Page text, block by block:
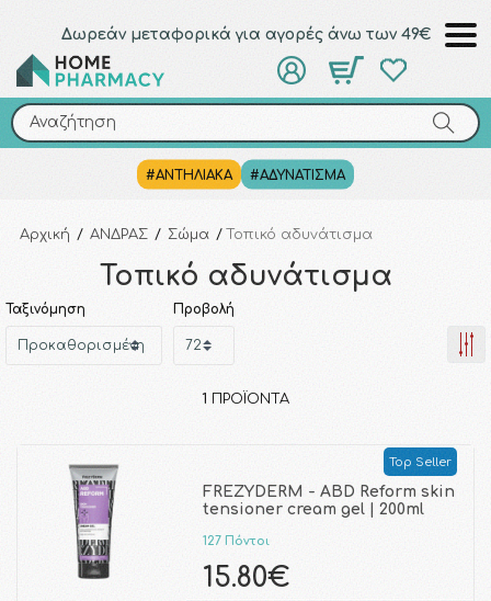
Δωρεάν μεταφορικά για αγορές άνω των 49€
Αναζήτηση
#ΑΝΤΗΛΙΑΚΑ #ΑΔΥΝΑΤΙΣΜΑ
Αναζήτηση
Αρχική / ΑΝΔΡΑΣ / Σώμα / Τοπικό αδυνάτισμα
Τοπικό αδυνάτισμα
Ταξινόμηση Προβολή
1 ΠΡΟΪΌΝΤΑ
Top Seller
FREZYDERM - ABD Reform skin
tensioner cream gel | 200ml
127 Πόντοι
15.80€